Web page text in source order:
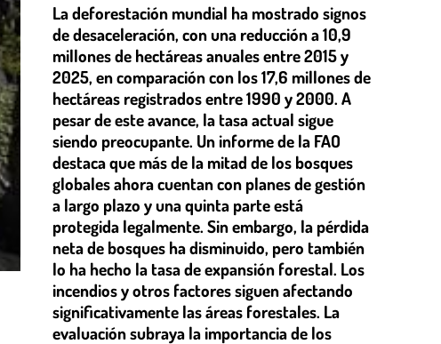
La deforestación mundial ha mostrado signos
de desaceleración, con una reducción a 10,9
millones de hectáreas anuales entre 2015 y
2025, en comparación con los 17,6 millones de
hectáreas registrados entre 1990 y 2000. A
pesar de este avance, la tasa actual sigue
siendo preocupante. Un informe de la FAO
destaca que más de la mitad de los bosques
globales ahora cuentan con planes de gestión
a largo plazo y una quinta parte está
protegida legalmente. Sin embargo, la pérdida
neta de bosques ha disminuido, pero también
lo ha hecho la tasa de expansión forestal. Los
incendios y otros factores siguen afectando
significativamente las áreas forestales. La
evaluación subraya la importancia de los